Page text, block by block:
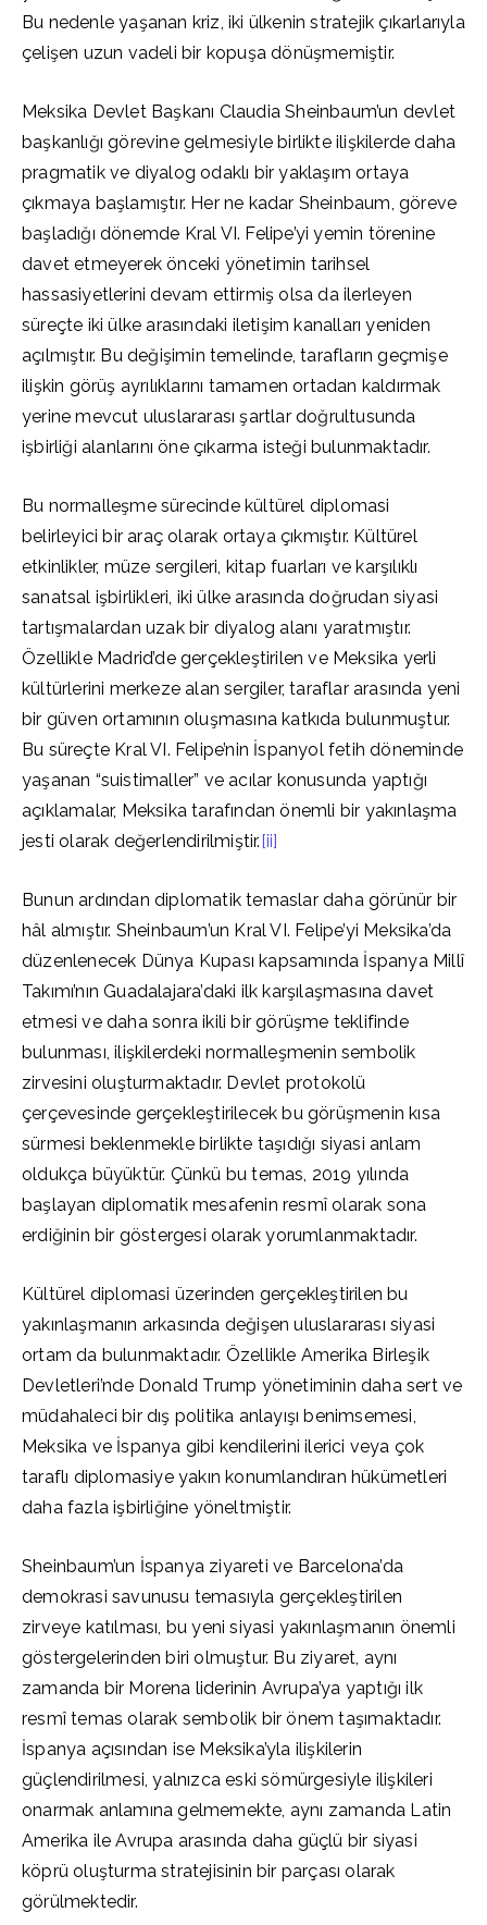
Bu nedenle yaşanan kriz, iki ülkenin stratejik çıkarlarıyla
çelişen uzun vadeli bir kopuşa dönüşmemiştir.
Meksika Devlet Başkanı Claudia Sheinbaum’un devlet
başkanlığı görevine gelmesiyle birlikte ilişkilerde daha
pragmatik ve diyalog odaklı bir yaklaşım ortaya
çıkmaya başlamıştır. Her ne kadar Sheinbaum, göreve
başladığı dönemde Kral VI. Felipe’yi yemin törenine
davet etmeyerek önceki yönetimin tarihsel
hassasiyetlerini devam ettirmiş olsa da ilerleyen
süreçte iki ülke arasındaki iletişim kanalları yeniden
açılmıştır. Bu değişimin temelinde, tarafların geçmişe
ilişkin görüş ayrılıklarını tamamen ortadan kaldırmak
yerine mevcut uluslararası şartlar doğrultusunda
işbirliği alanlarını öne çıkarma isteği bulunmaktadır.
Bu normalleşme sürecinde kültürel diplomasi
belirleyici bir araç olarak ortaya çıkmıştır. Kültürel
etkinlikler, müze sergileri, kitap fuarları ve karşılıklı
sanatsal işbirlikleri, iki ülke arasında doğrudan siyasi
tartışmalardan uzak bir diyalog alanı yaratmıştır.
Özellikle Madrid’de gerçekleştirilen ve Meksika yerli
kültürlerini merkeze alan sergiler, taraflar arasında yeni
bir güven ortamının oluşmasına katkıda bulunmuştur.
Bu süreçte Kral VI. Felipe’nin İspanyol fetih döneminde
yaşanan “suistimaller” ve acılar konusunda yaptığı
açıklamalar, Meksika tarafından önemli bir yakınlaşma
jesti olarak değerlendirilmiştir.[ii]
Bunun ardından diplomatik temaslar daha görünür bir
hâl almıştır. Sheinbaum’un Kral VI. Felipe’yi Meksika’da
düzenlenecek Dünya Kupası kapsamında İspanya Millî
Takımı’nın Guadalajara’daki ilk karşılaşmasına davet
etmesi ve daha sonra ikili bir görüşme teklifinde
bulunması, ilişkilerdeki normalleşmenin sembolik
zirvesini oluşturmaktadır. Devlet protokolü
çerçevesinde gerçekleştirilecek bu görüşmenin kısa
sürmesi beklenmekle birlikte taşıdığı siyasi anlam
oldukça büyüktür. Çünkü bu temas, 2019 yılında
başlayan diplomatik mesafenin resmî olarak sona
erdiğinin bir göstergesi olarak yorumlanmaktadır.
Kültürel diplomasi üzerinden gerçekleştirilen bu
yakınlaşmanın arkasında değişen uluslararası siyasi
ortam da bulunmaktadır. Özellikle Amerika Birleşik
Devletleri’nde Donald Trump yönetiminin daha sert ve
müdahaleci bir dış politika anlayışı benimsemesi,
Meksika ve İspanya gibi kendilerini ilerici veya çok
taraflı diplomasiye yakın konumlandıran hükümetleri
daha fazla işbirliğine yöneltmiştir.
Sheinbaum’un İspanya ziyareti ve Barcelona’da
demokrasi savunusu temasıyla gerçekleştirilen
zirveye katılması, bu yeni siyasi yakınlaşmanın önemli
göstergelerinden biri olmuştur. Bu ziyaret, aynı
zamanda bir Morena liderinin Avrupa’ya yaptığı ilk
resmî temas olarak sembolik bir önem taşımaktadır.
İspanya açısından ise Meksika’yla ilişkilerin
güçlendirilmesi, yalnızca eski sömürgesiyle ilişkileri
onarmak anlamına gelmemekte, aynı zamanda Latin
Amerika ile Avrupa arasında daha güçlü bir siyasi
köprü oluşturma stratejisinin bir parçası olarak
görülmektedir.